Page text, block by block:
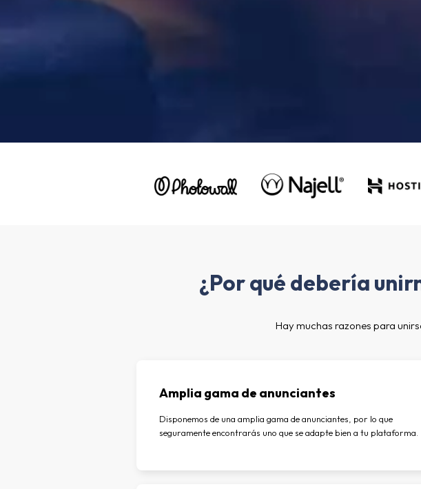
¿Por qué debería
Hay muchas razones para
Amplia gama de anunciantes
Disponemos de una amplia gama de anunciantes, por lo que
seguramente encontrarás uno que se adapte bien a tu plataforma.